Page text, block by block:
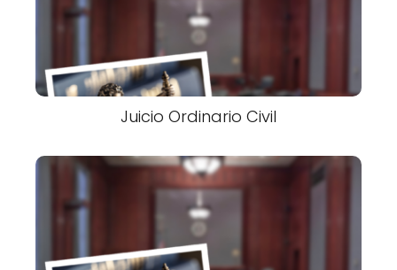
Juicio Ordinario Civil